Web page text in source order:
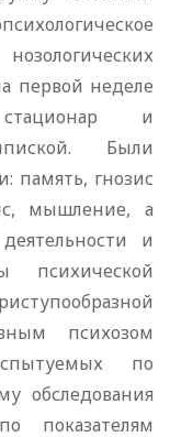
первой неделе
и
Были
память, гнозис
мышление, а
и
психической
психозом
по
обследования
показателям